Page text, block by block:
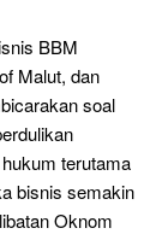
BBM
Malut, dan
soal
terutama
bisnis semakin
Oknom